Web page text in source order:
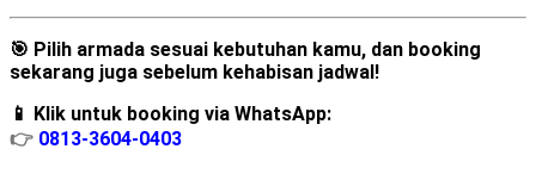
🎯 Pilih armada sesuai kebutuhan kamu, dan booking
sekarang juga sebelum kehabisan jadwal!
📱 Klik untuk booking via WhatsApp:
👉 0813-3604-0403